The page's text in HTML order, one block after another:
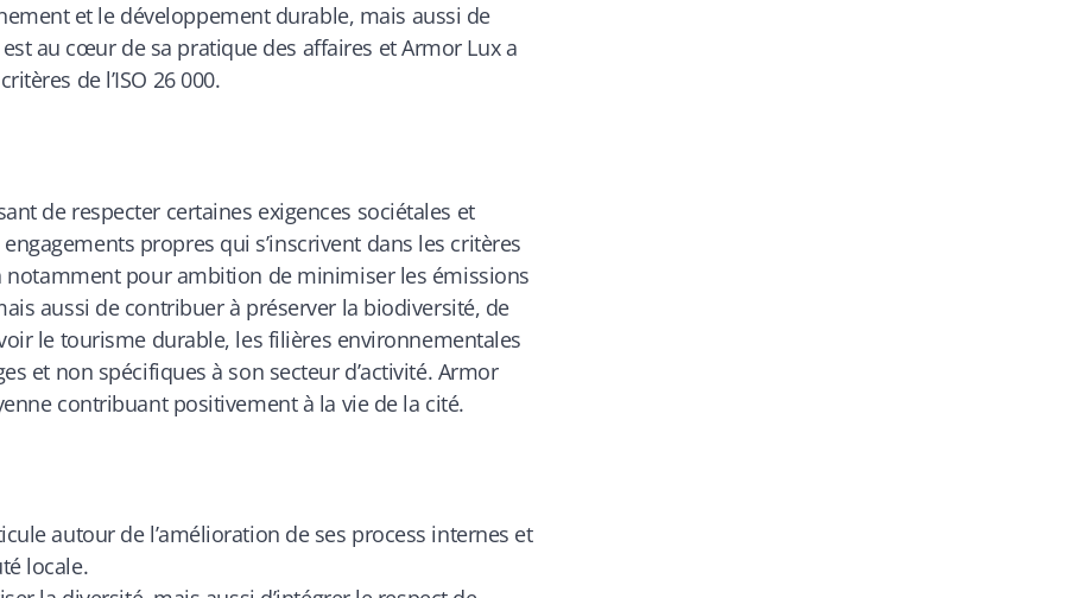
et le développement durable, mais aussi de
est au cœur de sa pratique des affaires et Armor Lux a
de l’ISO 26 000.
de respecter certaines exigences sociétales et
propres qui s’inscrivent dans les critères
notamment pour ambition de minimiser les émissions
aussi de contribuer à préserver la biodiversité, de
le tourisme durable, les filières environnementales
et non spécifiques à son secteur d’activité. Armor
contribuant positivement à la vie de la cité.
autour de l’amélioration de ses process internes et
locale.